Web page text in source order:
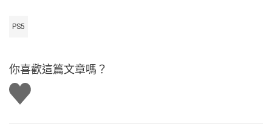
PS5
你喜歡這篇文章嗎？
讚